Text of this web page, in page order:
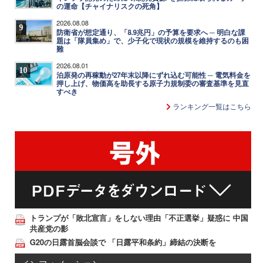
の運命【チャイナリスクの死角】
9 2026.08.08
防衛省が想定通り、「8.9兆円」の予算を要求へ ─ 明白な課
題は「隊員集め」で、少子化で現状の規模を維持するのも困
難
10 2026.08.01
泊原発の再稼動が27年末以降にずれ込む可能性 ─ 電気料金を
押し上げ、物価高を助長する原子力規制委の審査基準を見直
すべき
ランキング一覧はこちら
トランプが「敗北宣言」をしない理由「不正選挙」疑惑に 中国
共産党の影
G20の日露首脳会談で 「日露平和条約」締結の決断を